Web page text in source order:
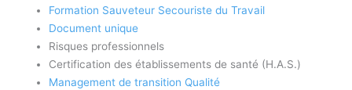
Formation Sauveteur Secouriste du Travail
Document unique
Risques professionnels
Certification des établissements de santé (H.A.S.)
Management de transition Qualité